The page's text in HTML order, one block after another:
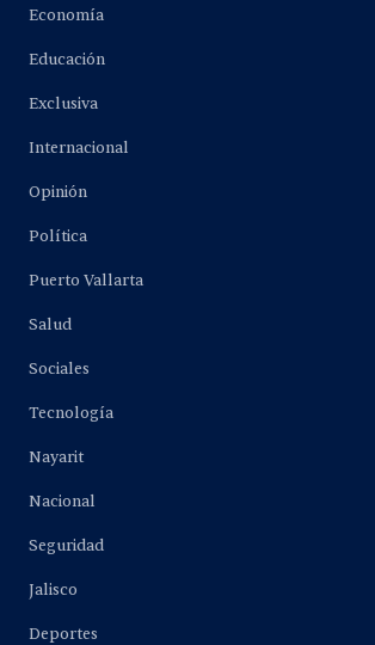
Economía
Educación
Exclusiva
Internacional
Opinión
Política
Puerto Vallarta
Salud
Sociales
Tecnología
Nayarit
Nacional
Seguridad
Jalisco
Deportes